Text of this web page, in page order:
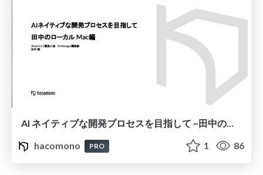
AI ネイティブな開発プロセスを目指して ~田中のローカルmac編~
hacomono
PRO 1 86